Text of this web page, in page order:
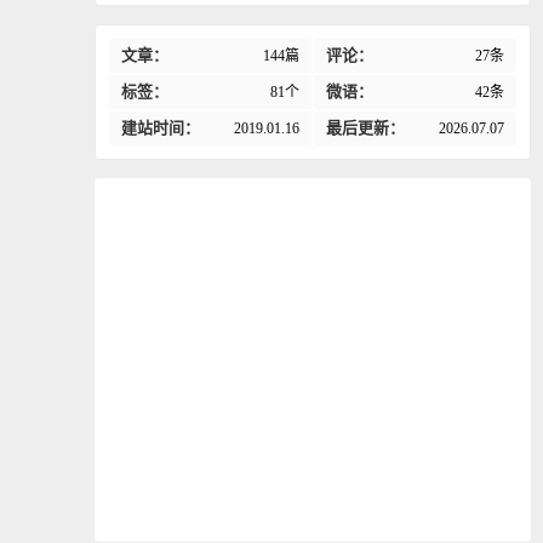
文章： 144篇 评论： 27条
标签： 81个 微语： 42条
建站时间： 2019.01.16 最后更新： 2026.07.07